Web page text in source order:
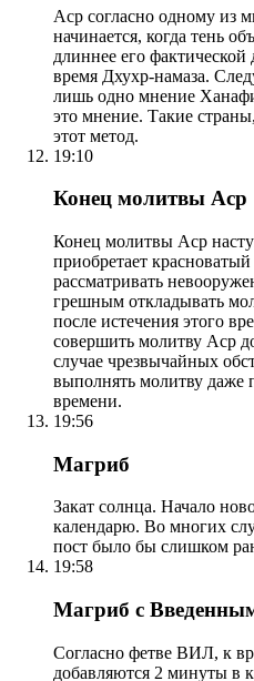
Аср согласно одному из
начинается, когда тень
длиннее его
время Дхухр-намаза.
лишь одно мнение
это мнение. Такие
этот метод.
19:10
Конец молитвы Аср
Конец молитвы Аср
приобретает
рассматривать
грешным откладывать
после истечения этого
совершить молитву Аср
случае чрезвычайных
выполнять молитву даже
времени.
19:56
Магриб
Закат солнца. Начало
календарю. Во многих
пост было бы слишком
19:58
Магриб с
Согласно фетве ВИЛ, к
добавляются 2 минуты в